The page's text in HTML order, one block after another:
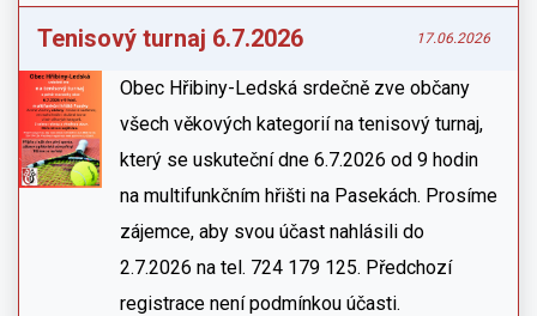
Tenisový turnaj 6.7.2026 17.06.2026
Obec Hřibiny-Ledská srdečně zve občany
všech věkových kategorií na tenisový turnaj,
který se uskuteční dne 6.7.2026 od 9 hodin
na multifunkčním hřišti na Pasekách. Prosíme
zájemce, aby svou účast nahlásili do
2.7.2026 na tel. 724 179 125. Předchozí
registrace není podmínkou účasti.